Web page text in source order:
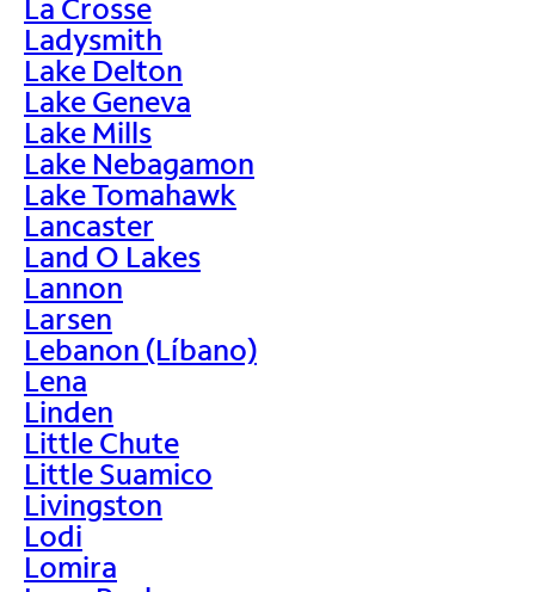
La Crosse
Ladysmith
Lake Delton
Lake Geneva
Lake Mills
Lake Nebagamon
Lake Tomahawk
Lancaster
Land O Lakes
Lannon
Larsen
Lebanon (Líbano)
Lena
Linden
Little Chute
Little Suamico
Livingston
Lodi
Lomira